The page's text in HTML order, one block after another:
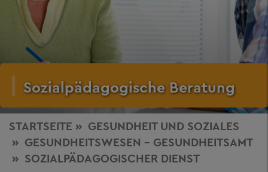
Sozialpädagogische Beratung
STARTSEITE GESUNDHEIT UND SOZIALES
GESUNDHEITSWESEN - GESUNDHEITSAMT
SOZIALPÄDAGOGISCHER DIENST